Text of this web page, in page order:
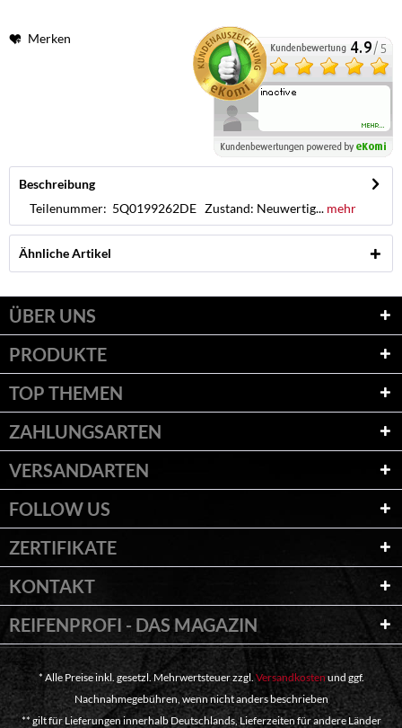
Merken
Beschreibung
Teilenummer: 5Q0199262DE Zustand: Neuwertig... mehr
Ähnliche Artikel
ÜBER UNS
PRODUKTE
TOP THEMEN
ZAHLUNGSARTEN
VERSANDARTEN
FOLLOW US
ZERTIFIKATE
KONTAKT
REIFENPROFI - DAS MAGAZIN
* Alle Preise inkl. gesetzl. Mehrwertsteuer zzgl.Versandkosten und ggf.
Nachnahmegebühren, wenn nicht anders beschrieben
** gilt für Lieferungen innerhalb Deutschlands, Lieferzeiten für andere Länder